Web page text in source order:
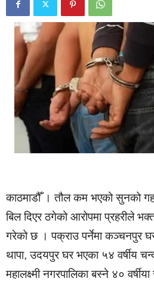
काठमाडौँ । तौल कम भएको सुनको
बिल दिएर ठगेको आरोपमा प्रहरीले
गरेको छ । पक्राउ पर्नेमा कञ्चनपुर घर
थापा, उदयपुर घर भएका ५४ वर्षीय
महालक्ष्मी नगरपालिका बस्ने ४० वर्षीया